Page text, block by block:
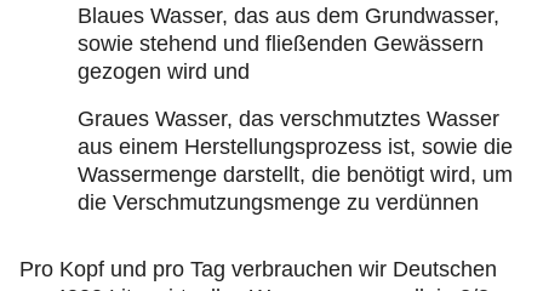
Blaues Wasser, das aus dem Grundwasser,
sowie stehend und fließenden Gewässern
gezogen wird und
Graues Wasser, das verschmutztes Wasser
aus einem Herstellungsprozess ist, sowie die
Wassermenge darstellt, die benötigt wird, um
die Verschmutzungsmenge zu verdünnen
Pro Kopf und pro Tag verbrauchen wir Deutschen